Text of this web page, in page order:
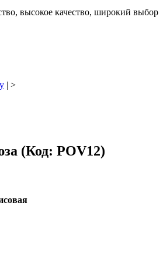
высокое качество, широкий выбор
| >
(Код: POV12)